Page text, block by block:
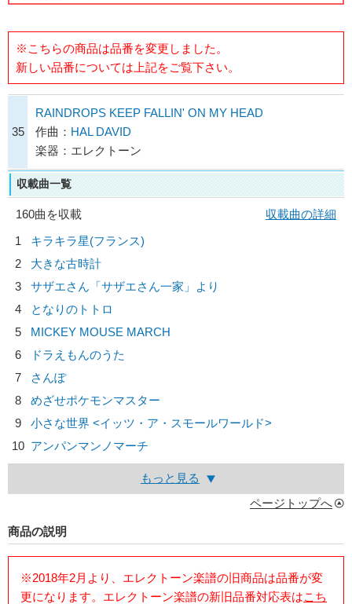
※こちらの商品は品番を変更しました。
新しい品番については上記をご覧下さい。
35
RAINDROPS KEEP FALLIN' ON MY HEAD
作曲： HAL DAVID
楽器：エレクトーン
収載曲一覧
160曲を収載
収載曲の詳細
1
キラキラ星(フランス)
2
大きな古時計
3
サザエさん「サザエさん一家」より
4
となりのトトロ
5
MICKEY MOUSE MARCH
6
ドラえもんのうた
7
さんぽ
8
めざせポケモンマスター
9
小さな世界 <イッツ・ア・スモールワールド>
10 アンパンマンノマーチ
もっと見る
ページトップへ
商品の説明
※2018年2月より、エレクトーン楽譜の旧商品は品番が変
更になります。エレクトーン楽譜の新旧品番対応表はこち